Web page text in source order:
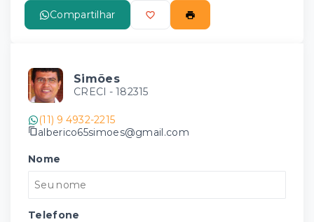
Compartilhar
Simões
CRECI - 182315
(11) 9 4932-2215
alberico65simoes@gmail.com
Nome
Telefone